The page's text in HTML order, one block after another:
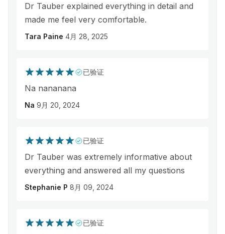
Dr Tauber explained everything in detail and
made me feel very comfortable.
Tara Paine 4月 28, 2025
已验证
Na nananana
Na 9月 20, 2024
已验证
Dr Tauber was extremely informative about
everything and answered all my questions
Stephanie P 8月 09, 2024
已验证